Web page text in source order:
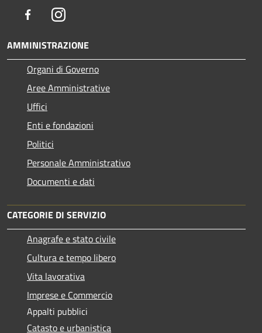
FacebookInstagram
AMMINISTRAZIONE
Organi di Governo
Aree Amministrative
Uffici
Enti e fondazioni
Politici
Personale Amministrativo
Documenti e dati
CATEGORIE DI SERVIZIO
Anagrafe e stato civile
Cultura e tempo libero
Vita lavorativa
Imprese e Commercio
Appalti pubblici
Catasto e urbanistica